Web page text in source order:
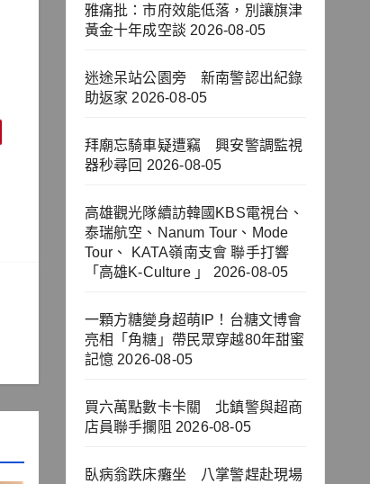
雅痛批：市府效能低落，別讓旗津
黃金十年成空談 2026-08-05
迷途呆站公園旁 新南警認出紀錄
助返家 2026-08-05
拜廟忘騎車疑遭竊 興安警調監視
器秒尋回 2026-08-05
高雄觀光隊續訪韓國KBS電視台、
泰瑞航空、Nanum Tour、Mode
Tour、 KATA嶺南支會 聯手打響
「高雄K-Culture 」
2026-08-05
一顆方糖變身超萌IP！台糖文博會
亮相「角糖」帶民眾穿越80年甜蜜
記憶 2026-08-05
買六萬點數卡卡關 北鎮警與超商
店員聯手攔阻 2026-08-05
臥病翁跌床癱坐 八掌警趕赴現場